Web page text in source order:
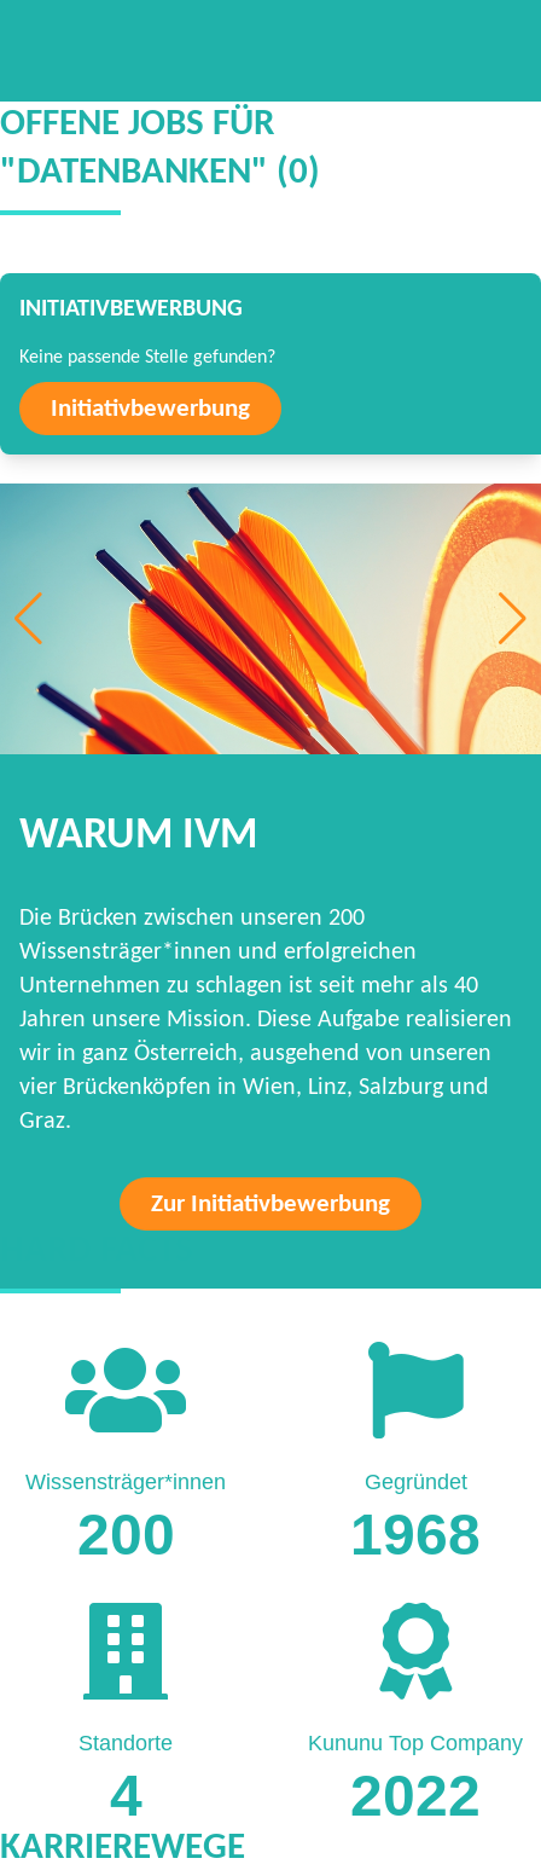
OFFENE JOBS FÜR
"DATENBANKEN" (0)
INITIATIVBEWERBUNG
Keine passende Stelle gefunden?
Initiativbewerbung
WARUM IVM
Die Brücken zwischen unseren 200
Wissensträger*innen und erfolgreichen
Unternehmen zu schlagen ist seit mehr als 40
Jahren unsere Mission. Diese Aufgabe realisieren
wir in ganz Österreich, ausgehend von unseren
vier Brückenköpfen in Wien, Linz, Salzburg und
Graz.
Zur Initiativbewerbung
200
Wissensträger*innen
1968
Gegründet
4
Standorte
2022
Kununu Top Company
KARRIEREWEGE